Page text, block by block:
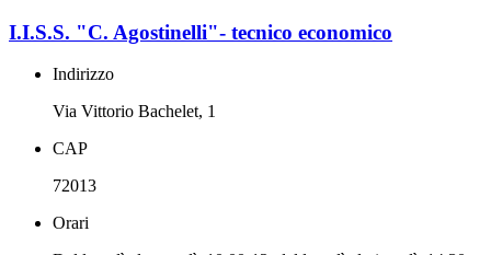
I.I.S.S. "C. Agostinelli"- tecnico economico
Indirizzo
Via Vittorio Bachelet, 1
CAP
72013
Orari